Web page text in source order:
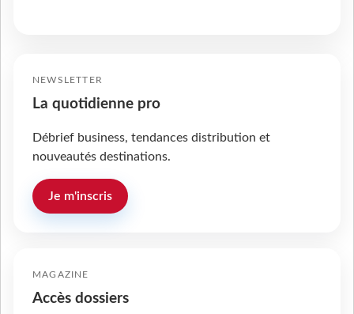
NEWSLETTER
La quotidienne pro
Débrief business, tendances distribution et
nouveautés destinations.
Je m'inscris
MAGAZINE
Accès dossiers